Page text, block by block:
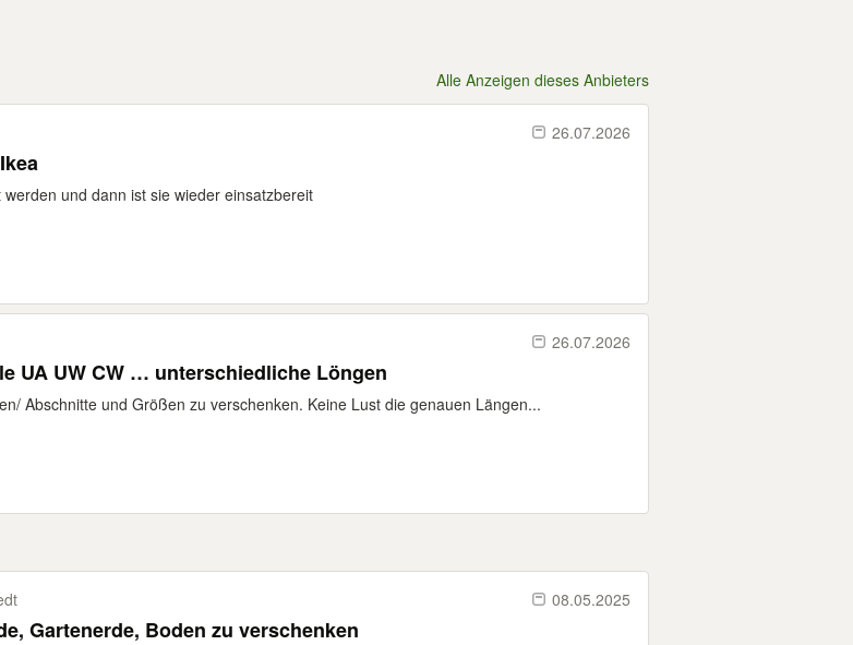
Alle Anzeigen dieses Anbieters
26.07.2026
und dann ist sie wieder einsatzbereit
26.07.2026
UA UW CW … unterschiedliche Löngen
Abschnitte und Größen zu verschenken. Keine Lust die genauen Längen...
08.05.2025
Gartenerde, Boden zu verschenken